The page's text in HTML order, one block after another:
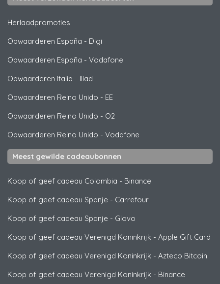
Herlaadpromoties
Opwaarderen España - Digi
Opwaarderen España - Vodafone
Opwaarderen Italia - Iliad
Opwaarderen Reino Unido - EE
Opwaarderen Reino Unido - O2
Opwaarderen Reino Unido - Vodafone
Meest gewilde cadeaubonnen
Koop of geef cadeau Colombia - Binance
Koop of geef cadeau Spanje - Carrefour
Koop of geef cadeau Spanje - Glovo
Koop of geef cadeau Verenigd Koninkrijk - Apple Gift Card
Koop of geef cadeau Verenigd Koninkrijk - Azteco Bitcoin
Koop of geef cadeau Verenigd Koninkrijk - Binance